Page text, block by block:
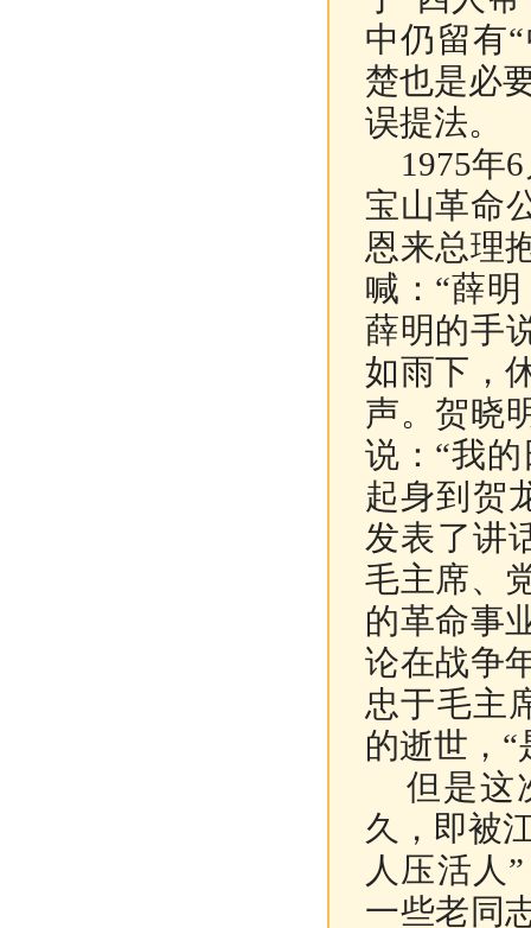
中仍留有
楚也是必
误提法。
1975年6
宝山革命
恩来总理
喊：“薛
薛明的手
如雨下，
声。贺晓
说：“我
起身到贺
发表了讲
毛主席、
的革命事
论在战争
忠于毛主
的逝世，
但是这
久，即被
人压活人
一些老同